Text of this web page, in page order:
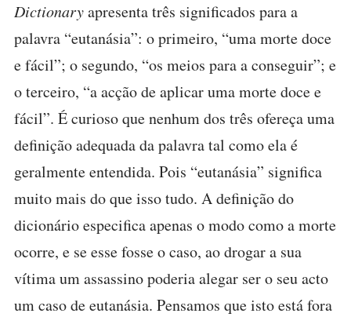
Dictionaryapresenta três significados para a
palavra “eutanásia”: o primeiro, “uma morte doce
e fácil”; o segundo, “os meios para a conseguir”; e
o terceiro, “a acção de aplicar uma morte doce e
fácil”. É curioso que nenhum dos três ofereça uma
definição adequada da palavra tal como ela é
geralmente entendida. Pois “eutanásia” significa
muito mais do que isso tudo. A definição do
dicionário especifica apenas o modo como a morte
ocorre, e se esse fosse o caso, ao drogar a sua
vítima um assassino poderia alegar ser o seu acto
um caso de eutanásia. Pensamos que isto está fora